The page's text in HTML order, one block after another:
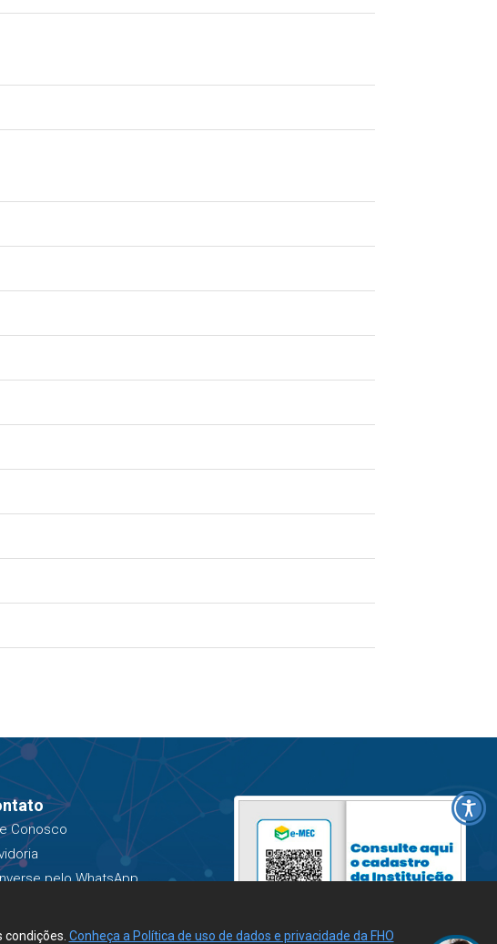
Conosco
pelo WhatsApp
Conheça a Política de uso de dados e privacidade da FHO